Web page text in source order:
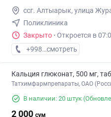
ссг. Алтыарык, улица
Поликлиника
Закрыто · Откроется в
+998 (91) XXX-XX-XX
смотреть
Кальция глюконат, 500 мг,
Татхимфармпрепараты, ОАО
В наличии: 20 штук
2 000 сум